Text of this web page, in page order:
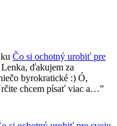
Čo si ochotný urobiť pre
ďakujem za
byrokratické :) Ó,
chcem písať viac a…”